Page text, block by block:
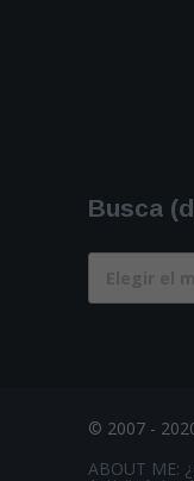
Busca
(desde
© 2007 -
ABOUT ME: